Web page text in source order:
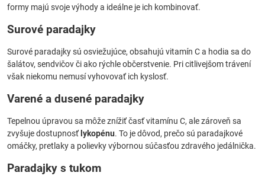
formy majú svoje výhody a ideálne je ich kombinovať.
Surové paradajky
Surové paradajky sú osviežujúce, obsahujú vitamín C a hodia sa do
šalátov, sendvičov či ako rýchle občerstvenie. Pri citlivejšom trávení
však niekomu nemusí vyhovovať ich kyslosť.
Varené a dusené paradajky
Tepelnou úpravou sa môže znížiť časť vitamínu C, ale zároveň sa
zvyšuje dostupnosť lykopénu. To je dôvod, prečo sú paradajkové
omáčky, pretlaky a polievky výbornou súčasťou zdravého jedálnička.
Paradajky s tukom